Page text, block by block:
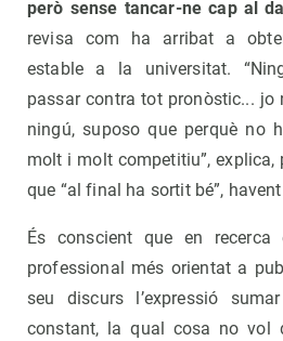
però sense tancar-ne cap al
revisa com ha arribat a
estable a la universitat.
passar contra tot pronòstic... jo
ningú, suposo que perquè no
molt i molt competitiu”, explica,
que “al final ha sortit bé”,
És conscient que en
professional més orientat a
seu discurs l’expressió
constant, la qual cosa no vol